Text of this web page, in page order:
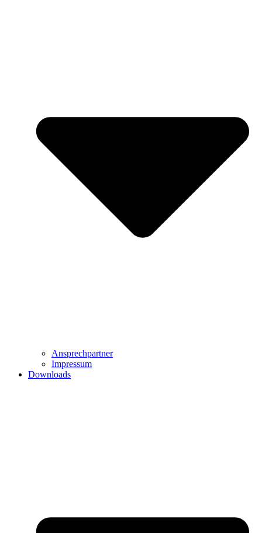
Ansprechpartner
Impressum
Downloads